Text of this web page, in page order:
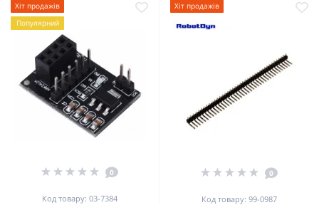
Хіт продажів
Популярний
0
Код товару: 03-7384
Хіт продажів
0
Код товару: 99-0987